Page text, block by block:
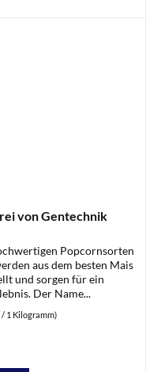
von Gentechnik
Popcornsorten
aus dem besten Mais
und sorgen für ein
Der Name...
/ 1 Kilogramm)